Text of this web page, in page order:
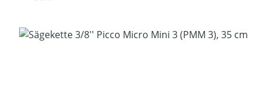
Bildergalerie überspringen